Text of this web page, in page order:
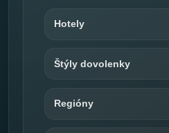
Hotely
Štýly dovolenky
Regióny